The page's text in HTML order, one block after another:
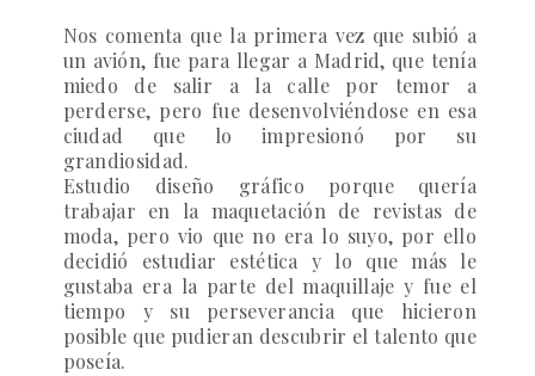
Nos comenta que la primera vez que subió a
un avión, fue para llegar a Madrid, que tenía
miedo de salir a la calle por temor a
perderse, pero fue desenvolviéndose en esa
ciudad que lo impresionó por su
grandiosidad.
Estudio diseño gráfico porque quería
trabajar en la maquetación de revistas de
moda, pero vio que no era lo suyo, por ello
decidió estudiar estética y lo que más le
gustaba era la parte del maquillaje y fue el
tiempo y su perseverancia que hicieron
posible que pudieran descubrir el talento que
poseía.